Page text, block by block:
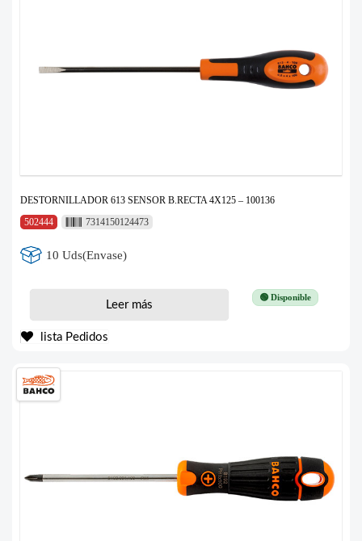
DESTORNILLADOR 613 SENSOR B.RECTA 4X125 – 100136
502444
7314150124473
10 Uds(Envase)
🟢 Disponible
Leer más
lista Pedidos